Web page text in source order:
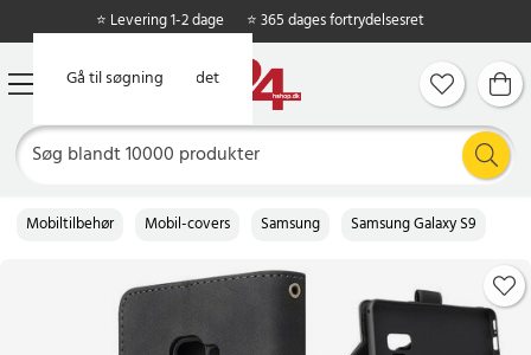
Gå til hovedindholdet
Gå til søgning
⭐ Levering 1-2 dage ⭐ 365 dages fortrydelsesret
Mobiltilbehør Mobil-covers Samsung Samsung Galaxy S9